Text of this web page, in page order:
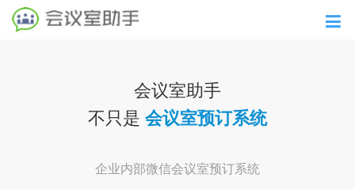
导
会议室助手
不只是 会议室预订系统
企业内部微信会议室预订系统